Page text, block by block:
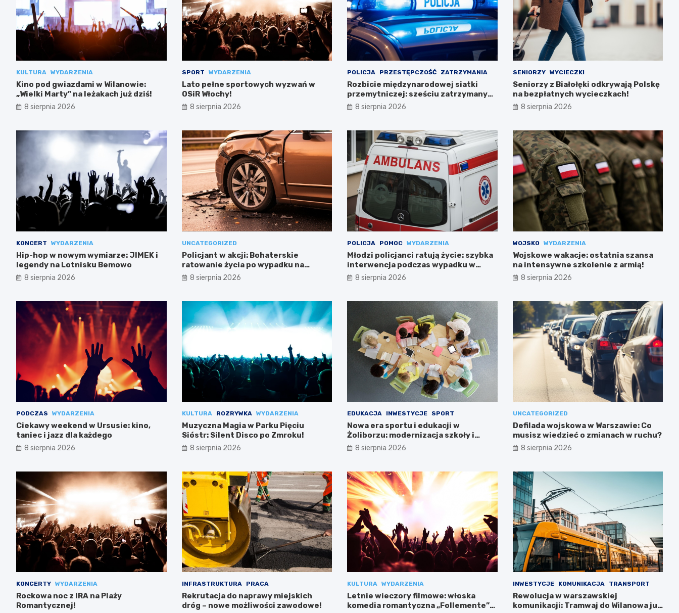
KULTURA WYDARZENIA
Kino pod gwiazdami w Wilanowie:
„Wielki Marty” na leżakach już dziś!
8 sierpnia 2026
SPORT WYDARZENIA
Lato pełne sportowych wyzwań w
OSiR Włochy!
8 sierpnia 2026
POLICJA PRZESTĘPCZOŚĆ ZATRZYMANIA
Rozbicie międzynarodowej siatki
przemytniczej: sześciu zatrzymanych
w Polsce
8 sierpnia 2026
SENIORZY WYCIECZKI
Seniorzy z Białołęki odkrywają Polskę
na bezpłatnych wycieczkach!
8 sierpnia 2026
KONCERT WYDARZENIA
Hip-hop w nowym wymiarze: JIMEK i
legendy na Lotnisku Bemowo
8 sierpnia 2026
UNCATEGORIZED
Policjant w akcji: Bohaterskie
ratowanie życia po wypadku na
Mokotowie
8 sierpnia 2026
POLICJA POMOC WYDARZENIA
Młodzi policjanci ratują życie: szybka
interwencja podczas wypadku w
Warszawie
8 sierpnia 2026
WOJSKO WYDARZENIA
Wojskowe wakacje: ostatnia szansa
na intensywne szkolenie z armią!
8 sierpnia 2026
PODCZAS WYDARZENIA
Ciekawy weekend w Ursusie: kino,
taniec i jazz dla każdego
8 sierpnia 2026
KULTURA ROZRYWKA WYDARZENIA
Muzyczna Magia w Parku Pięciu
Sióstr: Silent Disco po Zmroku!
8 sierpnia 2026
EDUKACJA INWESTYCJE SPORT
Nowa era sportu i edukacji w
Żoliborzu: modernizacja szkoły i
boiska
8 sierpnia 2026
UNCATEGORIZED
Defilada wojskowa w Warszawie: Co
musisz wiedzieć o zmianach w ruchu?
8 sierpnia 2026
KONCERTY WYDARZENIA
Rockowa noc z IRA na Plaży
Romantycznej!
INFRASTRUKTURA PRACA
Rekrutacja do naprawy miejskich
dróg – nowe możliwości zawodowe!
KULTURA WYDARZENIA
Letnie wieczory filmowe: włoska
komedia romantyczna „Follemente”
INWESTYCJE KOMUNIKACJA TRANSPORT
Rewolucja w warszawskiej
komunikacji: Tramwaj do Wilanowa już